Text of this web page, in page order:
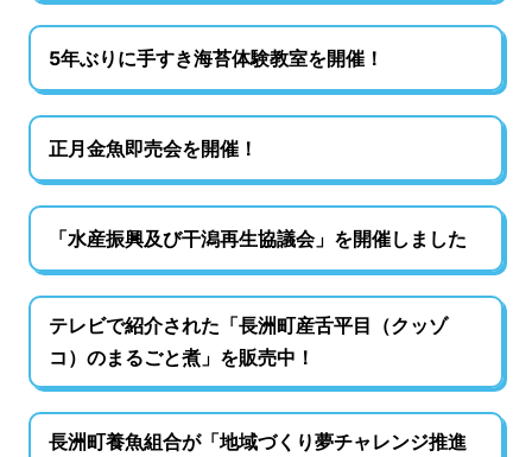
5年ぶりに手すき海苔体験教室を開催！
正月金魚即売会を開催！
「水産振興及び干潟再生協議会」を開催しました
テレビで紹介された「長洲町産舌平目（クッゾ
コ）のまるごと煮」を販売中！
長洲町養魚組合が「地域づくり夢チャレンジ推進